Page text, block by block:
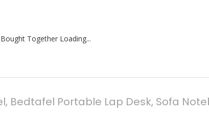
Together Loading...
Bedtafel Portable Lap Desk, Sofa